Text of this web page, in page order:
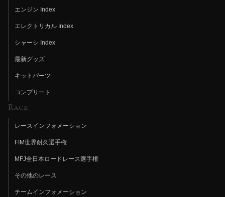
エンジン Index
エレクトリカル Index
シャーシ Index
最新グッズ
キットパーツ
コンプリート
Race
レースインフォメーション
FIM世界耐久選手権
MFJ全日本ロードレース選手権
その他のレース
チームインフォメーション